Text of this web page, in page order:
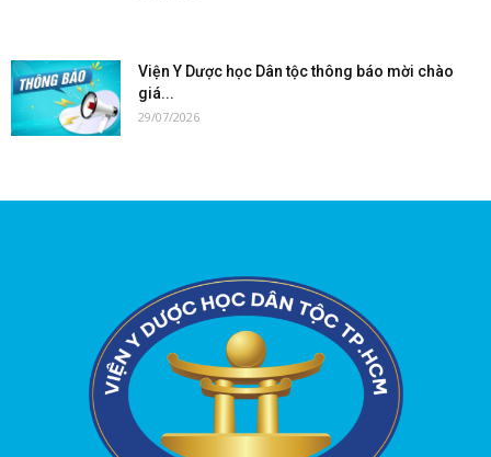
Viện Y Dược học Dân tộc thông báo mời chào
giá...
29/07/2026